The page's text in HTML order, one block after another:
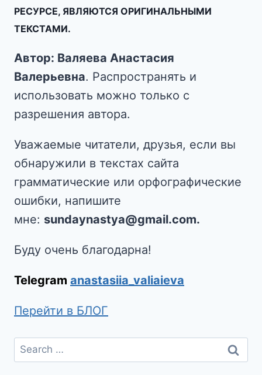
РЕСУРСЕ, ЯВЛЯЮТСЯ ОРИГИНАЛЬНЫМИ
ТЕКСТАМИ.
Автор: Валяева Анастасия
Валерьевна. Распространять и
использовать можно только с
разрешения автора.
Уважаемые читатели, друзья, если вы
обнаружили в текстах сайта
грамматические или орфографические
ошибки, напишите
мне: sundaynastya@gmail.com.
Буду очень благодарна!
Telegram anastasiia_valiaieva
Перейти в БЛОГ